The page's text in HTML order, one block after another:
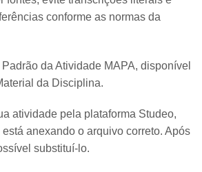
conforme as normas da
da Atividade MAPA, disponível
da Disciplina.
atividade pela plataforma Studeo,
anexando o arquivo correto. Após
substituí-lo.